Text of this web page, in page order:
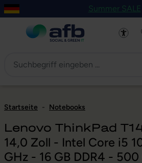
Hauptinhalt springen
Zur Navigation der B2B-Plattform
Summer SALE
Startseite - Notebooks
Lenovo ThinkPad
14,0 Zoll - Intel Core i5
GHz - 16 GB DDR4 - 500